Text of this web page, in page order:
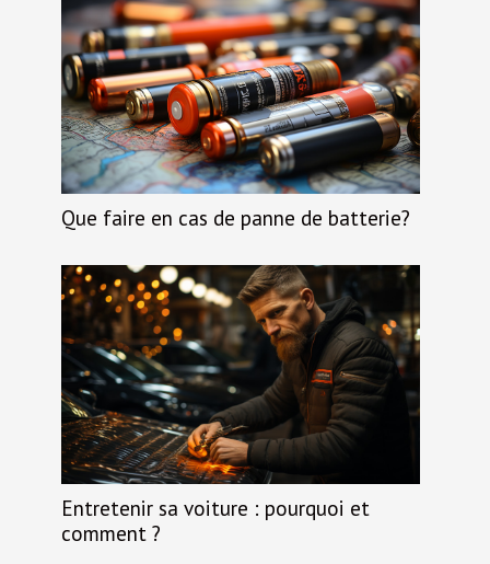
Que faire en cas de panne de batterie?
Entretenir sa voiture : pourquoi et
comment ?